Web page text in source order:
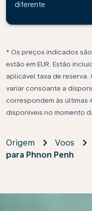
diferente
* Os preços indicados
estão em EUR. Estão
aplicável taxa de
variar consoante a
correspondem às últimas
disponíveis no momento
Origem Voos
para Phnon Penh